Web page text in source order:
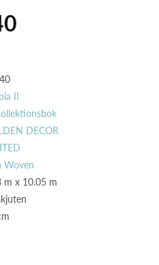
II
DECOR
Woven
m x 10.05 m